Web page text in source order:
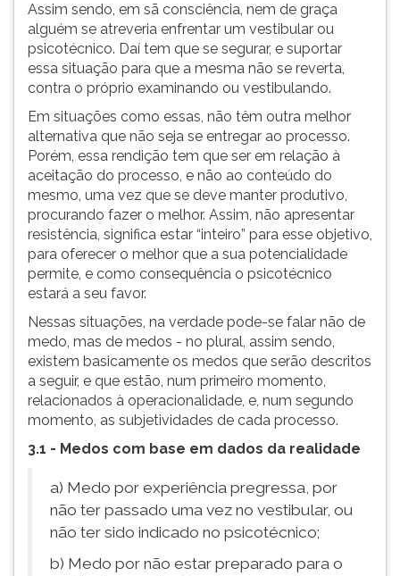
Assim sendo, em sã consciência, nem de graça
alguém se atreveria enfrentar um vestibular ou
psicotécnico. Daí tem que se segurar, e suportar
essa situação para que a mesma não se reverta,
contra o próprio examinando ou vestibulando.
Em situações como essas, não têm outra melhor
alternativa que não seja se entregar ao processo.
Porém, essa rendição tem que ser em relação à
aceitação do processo, e não ao conteúdo do
mesmo, uma vez que se deve manter produtivo,
procurando fazer o melhor. Assim, não apresentar
resistência, significa estar “inteiro” para esse objetivo,
para oferecer o melhor que a sua potencialidade
permite, e como consequência o psicotécnico
estará a seu favor.
Nessas situações, na verdade pode-se falar não de
medo, mas de medos - no plural, assim sendo,
existem basicamente os medos que serão descritos
a seguir, e que estão, num primeiro momento,
relacionados à operacionalidade, e, num segundo
momento, as subjetividades de cada processo.
3.1 - Medos com base em dados da realidade
a) Medo por experiência pregressa, por
não ter passado uma vez no vestibular, ou
não ter sido indicado no psicotécnico;
b) Medo por não estar preparado para o